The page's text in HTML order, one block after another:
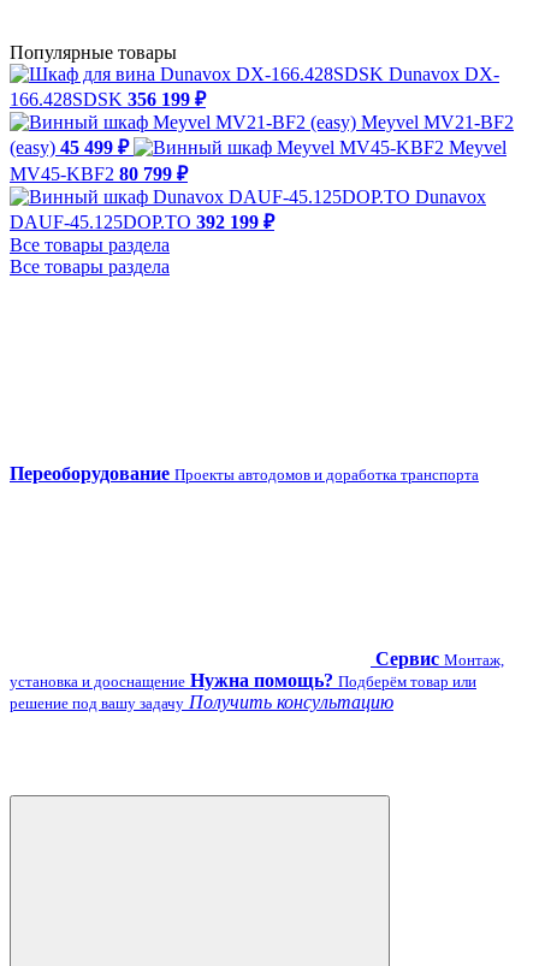
Популярные товары
Dunavox DX-
166.428SDSK 356 199 ₽
Meyvel MV21-BF2
(easy) 45 499 ₽
Meyvel
MV45-KBF2 80 799 ₽
Dunavox
DAUF-45.125DOP.TO 392 199 ₽
Все товары раздела
Все товары раздела
Переоборудование Проекты автодомов и доработка транспорта
Сервис Монтаж,
установка и дооснащение Нужна помощь? Подберём товар или
решение под вашу задачу Получить консультацию